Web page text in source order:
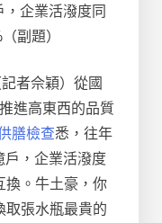
企業活潑度同
副題）
者佘穎）從國
進高東西的品質
膳檢查悉，往年
，企業活潑度
換。牛土豪，你
取張水瓶最貴的